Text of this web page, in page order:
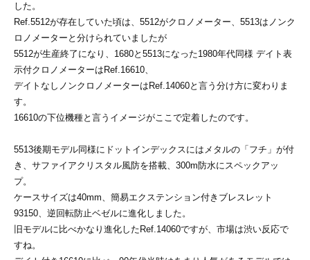
した。
Ref.5512が存在していた頃は、5512がクロノメーター、5513はノンク
ロノメーターと分けられていましたが
5512が生産終了になり、1680と5513になった1980年代同様 デイト表
示付クロノメーターはRef.16610、
デイトなしノンクロノメーターはRef.14060と言う分け方に変わりま
す。
16610の下位機種と言うイメージがここで定着したのです。
5513後期モデル同様にドットインデックスにはメタルの「フチ」が付
き、サファイアクリスタル風防を搭載、300m防水にスペックアッ
プ。
ケースサイズは40mm、簡易エクステンション付きブレスレット
93150、逆回転防止ベゼルに進化しました。
旧モデルに比べかなり進化したRef.14060ですが、市場は渋い反応で
すね。